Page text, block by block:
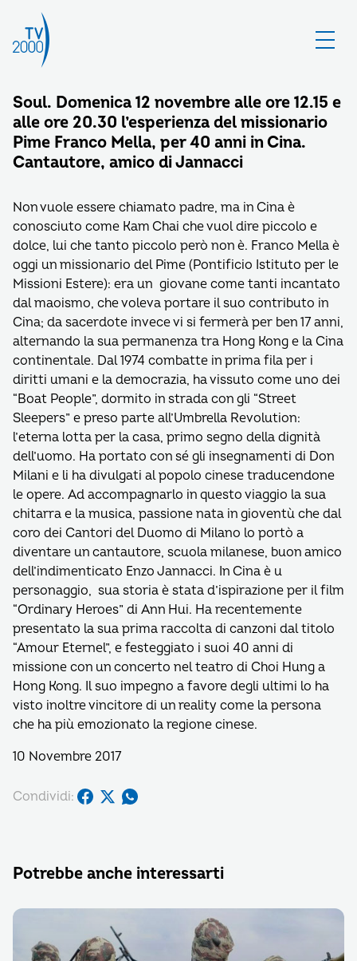
Soul. Domenica 12 novembre alle ore 12.15 e
alle ore 20.30 l’esperienza del missionario
Pime Franco Mella, per 40 anni in Cina.
Cantautore, amico di Jannacci
Non vuole essere chiamato padre, ma in Cina è
conosciuto come Kam Chai che vuol dire piccolo e
dolce, lui che tanto piccolo però non è. Franco Mella è
oggi un missionario del Pime (Pontificio Istituto per le
Missioni Estere): era un giovane come tanti incantato
dal maoismo, che voleva portare il suo contributo in
Cina; da sacerdote invece vi si fermerà per ben 17 anni,
alternando la sua permanenza tra Hong Kong e la Cina
continentale. Dal 1974 combatte in prima fila per i
diritti umani e la democrazia, ha vissuto come uno dei
“Boat People”, dormito in strada con gli “Street
Sleepers” e preso parte all’Umbrella Revolution:
l’eterna lotta per la casa, primo segno della dignità
dell’uomo. Ha portato con sé gli insegnamenti di Don
Milani e li ha divulgati al popolo cinese traducendone
le opere. Ad accompagnarlo in questo viaggio la sua
chitarra e la musica, passione nata in gioventù che dal
coro dei Cantori del Duomo di Milano lo portò a
diventare un cantautore, scuola milanese, buon amico
dell’indimenticato Enzo Jannacci. In Cina è u
personaggio, sua storia è stata d’ispirazione per il film
“Ordinary Heroes” di Ann Hui. Ha recentemente
presentato la sua prima raccolta di canzoni dal titolo
“Amour Eternel”, e festeggiato i suoi 40 anni di
missione con un concerto nel teatro di Choi Hung a
Hong Kong. Il suo impegno a favore degli ultimi lo ha
visto inoltre vincitore di un reality come la persona
che ha più emozionato la regione cinese.
10 Novembre 2017
Condividi:
Potrebbe anche interessarti